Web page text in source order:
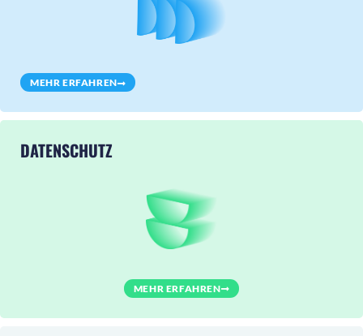
MEHR ERFAHREN
DATENSCHUTZ
MEHR ERFAHREN